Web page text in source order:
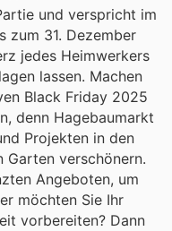
und verspricht im
zum 31. Dezember
jedes Heimwerkers
lassen. Machen
Black Friday 2025
denn Hagebaumarkt
Projekten in den
Garten verschönern.
Angeboten, um
möchten Sie Ihr
vorbereiten? Dann